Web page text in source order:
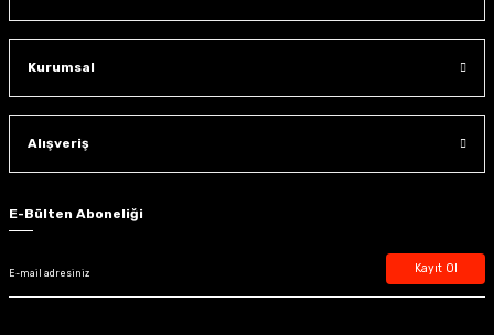
Kurumsal
Alışveriş
E-Bülten Aboneliği
Kayıt Ol